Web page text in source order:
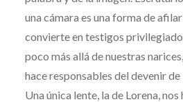
una cámara es una forma de
convierte en testigos
poco más allá de nuestras
hace responsables del devenir
Una única lente, la de Lorena,